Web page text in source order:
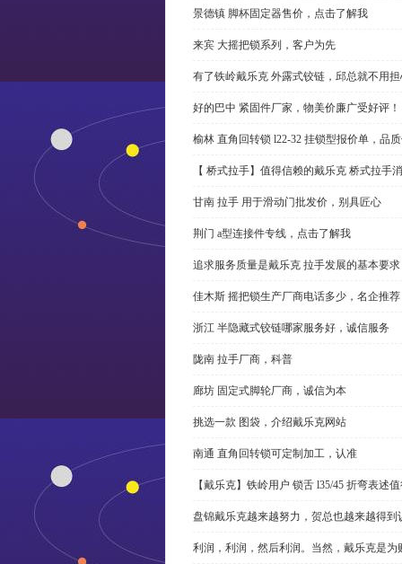
景德镇 脚杯固定器售价，点击了解我
来宾 大摇把锁系列，客户为先
有了铁岭戴乐克 外露式铰链，邱总就不用
好的巴中 紧固件厂家，物美价廉广受好评！
榆林 直角回转锁 l22-32 挂锁型报价单，品
【 桥式拉手】值得信赖的戴乐克 桥式拉手
甘南 拉手 用于滑动门批发价，别具匠心
荆门 a型连接件专线，点击了解我
追求服务质量是戴乐克 拉手发展的基本要求
佳木斯 摇把锁生产厂商电话多少，名企推荐
浙江 半隐藏式铰链哪家服务好，诚信服务
陇南 拉手厂商，科普
廊坊 固定式脚轮厂商，诚信为本
挑选一款 图袋，介绍戴乐克网站
南通 直角回转锁可定制加工，认准
【戴乐克】铁岭用户 锁舌 l35/45 折弯表述
盘锦戴乐克越来越努力，贺总也越来越得到
利润，利润，然后利润。当然，戴乐克是为